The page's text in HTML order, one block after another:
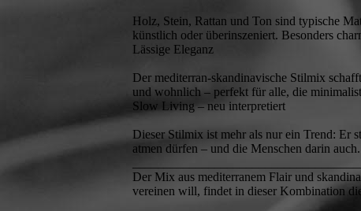
Holz, Stein, Rattan und Ton sind typische
künstlich oder überinszeniert. Besonders
Lässige Eleganz
Der mediterran-skandinavische Stilmix
und wohnlich – perfekt für alle, die
Slow Living – neu interpretiert
Dieser Stilmix ist mehr als nur ein Trend: Er
atmen dürfen – und die Menschen darin auch.
Der Mix aus mediterranem Flair und
vereinen will, findet in dieser Kombination